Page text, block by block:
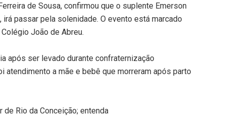
de Sousa, confirmou que o suplente Emerson
passar pela solenidade. O evento está marcado
João de Abreu.
após ser levado durante confraternização
a mãe e bebê que morreram após parto
Rio da Conceição; entenda